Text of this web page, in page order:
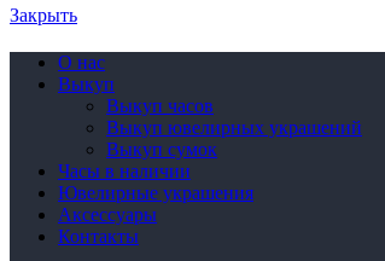
Закрыть
О нас
Выкуп
Выкуп часов
Выкуп ювелирных украшений
Выкуп сумок
Часы в наличии
Ювелирные украшения
Аксессуары
Контакты